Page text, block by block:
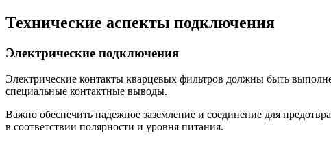
Технические аспекты подключения
Электрические подключения
Электрические контакты кварцевых фильтров должны быть
специальные контактные выводы.
Важно обеспечить надежное заземление и соединение для
в соответствии полярности и уровня питания.